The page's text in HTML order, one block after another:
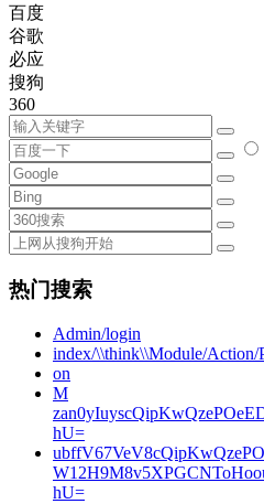
百度
谷歌
必应
搜狗
360
热门搜索
Admin/login
index/\\think\\Module/
on
M
hU=
hU=